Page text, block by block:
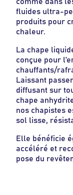
comme dans
fluides ultra-
produits pour
chaleur.
La chape
conçue pour
chauffants/
Laissant
diffusant sur
chape
nos chapistes
sol lisse,
Elle bénéficie
accéléré et
pose du